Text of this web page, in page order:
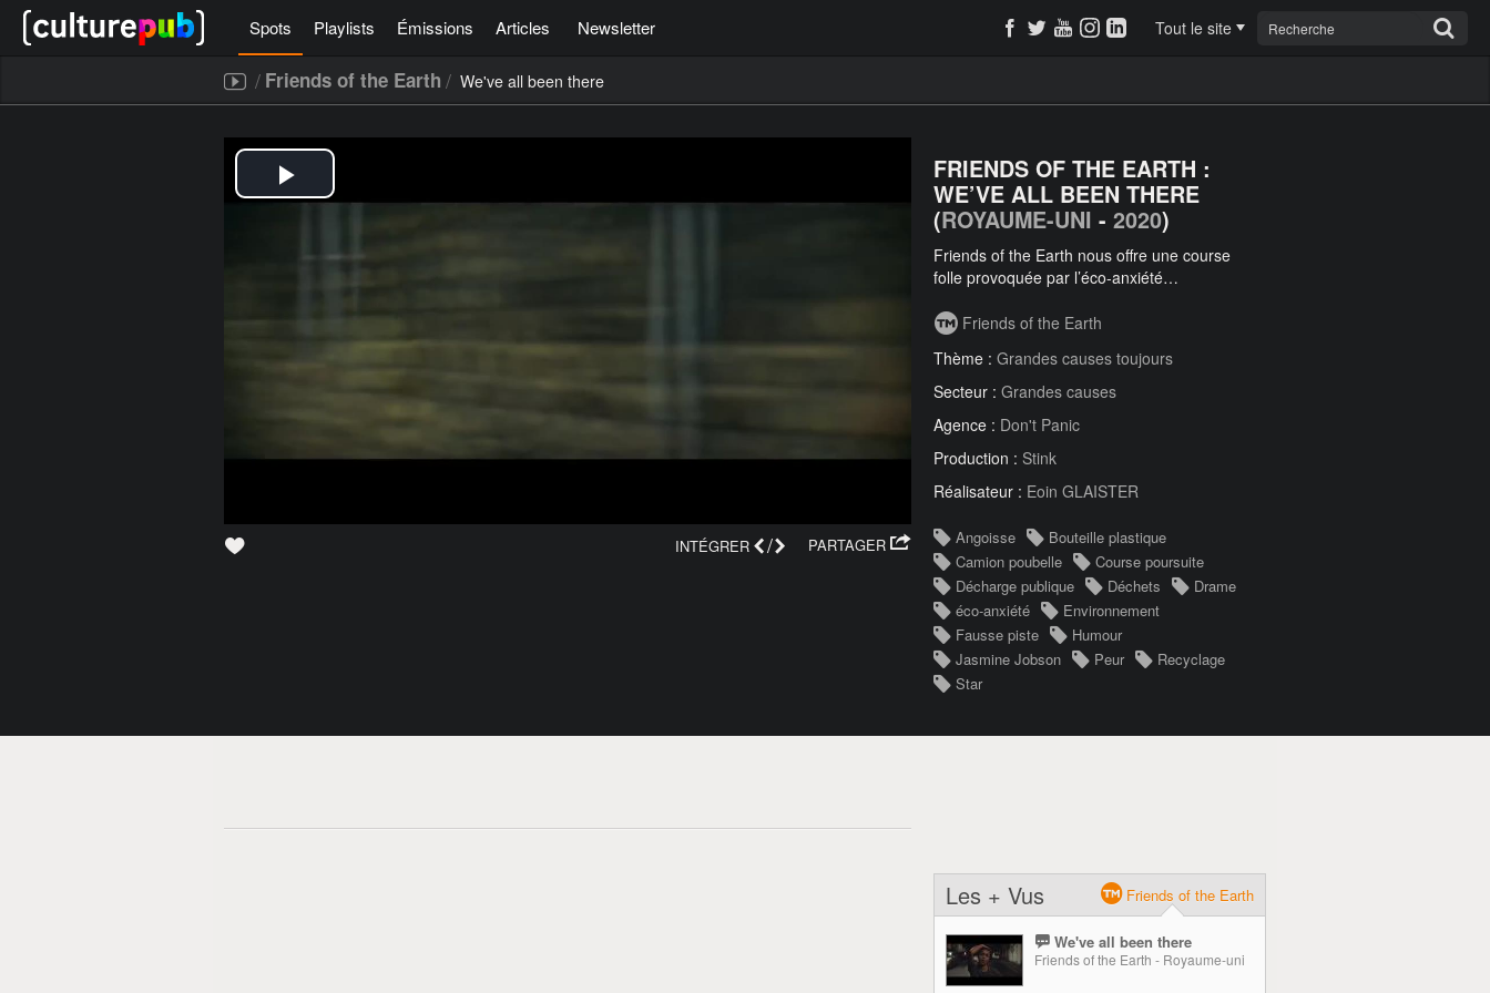
Spots Playlists Émissions Articles Newsletter Tout le site
/ Friends of the Earth / We've all been there
PARTAGER
INTÉGRER /
FRIENDS OF THE EARTH :
WE’VE ALL BEEN THERE
(ROYAUME-UNI - 2020)
Friends of the Earth nous offre une course
folle provoquée par l’éco-anxiété…
Friends of the Earth
Thème : Grandes causes toujours
Secteur : Grandes causes
Agence : Don't Panic
Production : Stink
Réalisateur : Eoin GLAISTER
Angoisse
Bouteille plastique
Camion poubelle
Course poursuite
Décharge publique
Déchets
Drame
éco-anxiété
Environnement
Fausse piste
Humour
Jasmine Jobson
Peur
Recyclage
Star
Les + Vus Friends of the Earth
We've all been there
Friends of the Earth - Royaume-uni